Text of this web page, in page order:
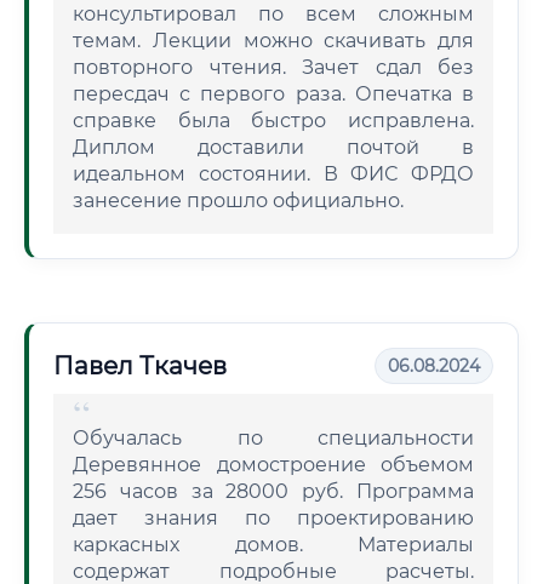
консультировал по всем сложным
темам. Лекции можно скачивать для
повторного чтения. Зачет сдал без
пересдач с первого раза. Опечатка в
справке была быстро исправлена.
Диплом доставили почтой в
идеальном состоянии. В ФИС ФРДО
занесение прошло официально.
Павел Ткачев 06.08.2024
Обучалась по специальности
Деревянное домостроение объемом
256 часов за 28000 руб. Программа
дает знания по проектированию
каркасных домов. Материалы
содержат подробные расчеты.